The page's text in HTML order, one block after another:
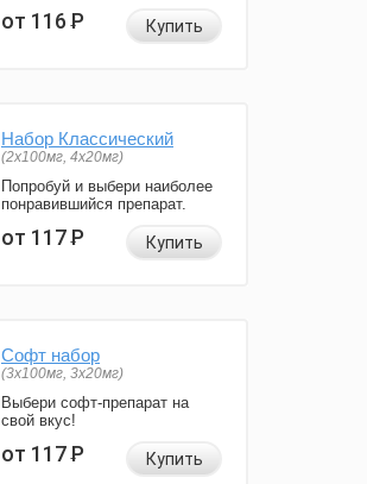
от 116Р Купить
Набор Классический
(2x100мг, 4x20мг)
Попробуй и выбери наиболее
понравившийся препарат.
от 117Р Купить
Софт набор
(3x100мг, 3x20мг)
Выбери софт-препарат на
свой вкус!
от 117Р Купить